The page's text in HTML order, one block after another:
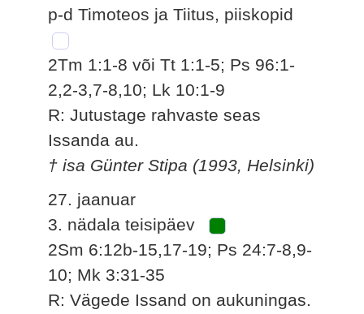
p-d Timoteos ja Tiitus, piiskopid
2Tm 1:1-8 või Tt 1:1-5; Ps 96:1-
2,2-3,7-8,10; Lk 10:1-9
R: Jutustage rahvaste seas
Issanda au.
† isa Günter Stipa (1993, Helsinki)
27. jaanuar
3. nädala teisipäev
2Sm 6:12b-15,17-19; Ps 24:7-8,9-
10; Mk 3:31-35
R: Vägede Issand on aukuningas.